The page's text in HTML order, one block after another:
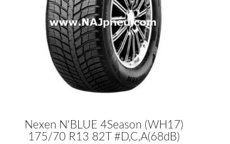
Nexen N'BLUE 4Season (WH17)
175/70 R13 82T #D,C,A(68dB)